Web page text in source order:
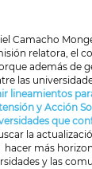
Camacho
relatora, el
además de
las
lineamientos
y Acción
que
la
hacer más
y las